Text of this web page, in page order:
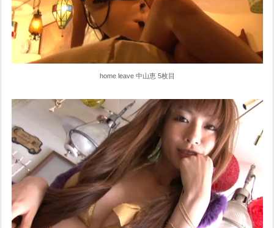
home leave 中山恵 5枚目